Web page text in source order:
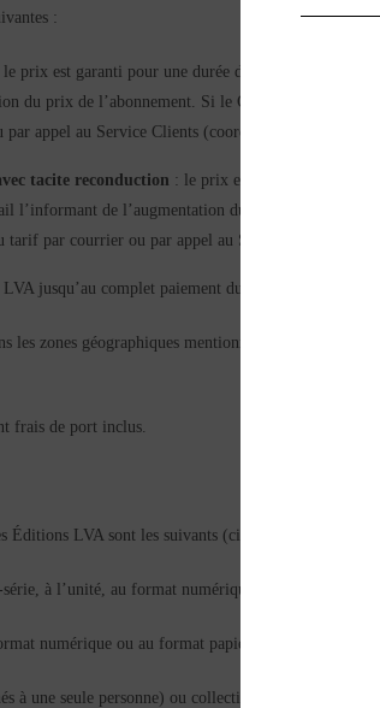
:
le prix est garanti pour une durée d’une année. Il est
du prix de l’abonnement. Si le Client ne souhaite
appel au Service Clients (coordonnées au présent
tacite reconduction : le prix est garanti pour une
l’informant de l’augmentation du prix de
par courrier ou par appel au Service Clients
jusqu’au complet paiement du prix, à l’exception
les zones géographiques mentionnées sur le site
frais de port inclus.
Éditions LVA sont les suivants (ci-après, les «
à l’unité, au format numérique ou au format
numérique ou au format papier
à une seule personne) ou collectifs (destinés à un